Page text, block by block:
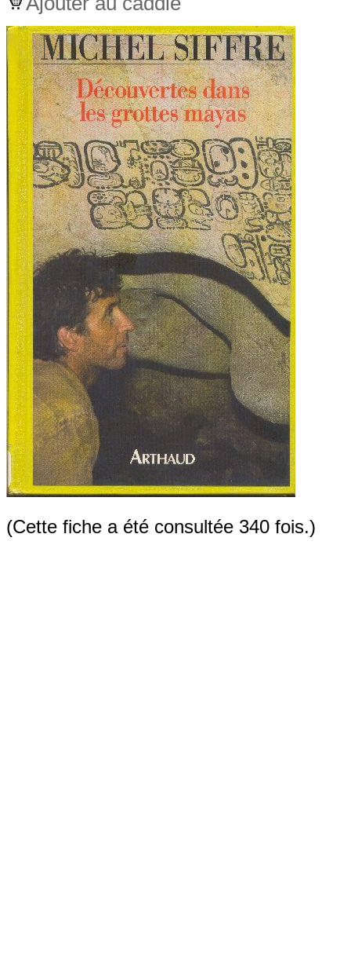
(Cette fiche a été consultée 340 fois.)